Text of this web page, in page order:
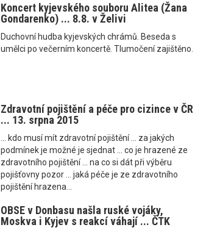
Koncert kyjevského souboru Alitea (Žana
Gondarenko) ... 8.8. v Želivi
Duchovní hudba kyjevských chrámů. Beseda s
umělci po večerním koncertě. Tlumočení zajištěno.
Zdravotní pojištění a péče pro cizince v ČR
... 13. srpna 2015
... kdo musí mít zdravotní pojištění ... za jakých
podmínek je možné je sjednat ... co je hrazené ze
zdravotního pojištění ... na co si dát při výběru
pojišťovny pozor ... jaká péče je ze zdravotního
pojištění hrazena...
OBSE v Donbasu našla ruské vojáky,
Moskva i Kyjev s reakcí váhají ... ČTK